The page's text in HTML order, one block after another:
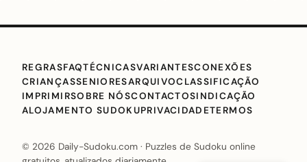
REGRASFAQTÉCNICASVARIANTESCONEXÕES
CRIANÇASSENIORESARQUIVOCLASSIFICAÇÃO
IMPRIMIRSOBRE NÓSCONTACTOSINDICAÇÃO
ALOJAMENTO SUDOKUPRIVACIDADETERMOS
© 2026 Daily-Sudoku.com · Puzzles de Sudoku online